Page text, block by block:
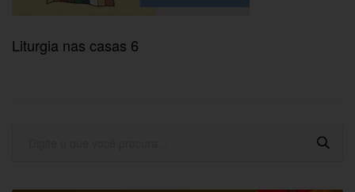
Liturgia nas casas 6